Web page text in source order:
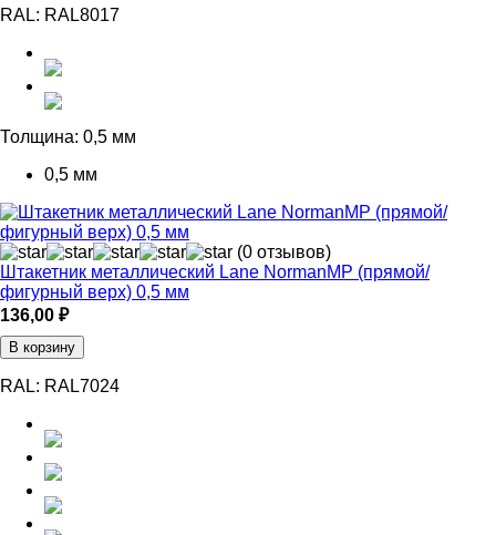
RAL: RAL8017
Толщина: 0,5 мм
0,5 мм
(0 отзывов)
Штакетник металлический Lane NormanMP (прямой/
фигурный верх) 0,5 мм
136,00 ₽
В корзину
RAL: RAL7024